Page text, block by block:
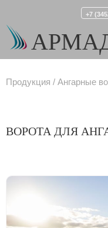
+7
Продукция Ангарные
ВОРОТА ДЛЯ